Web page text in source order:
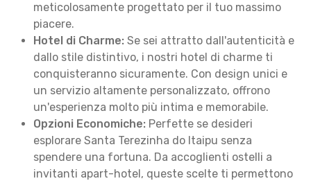
meticolosamente progettato per il tuo massimo
piacere.
Hotel di Charme: Se sei attratto dall'autenticità e
dallo stile distintivo, i nostri hotel di charme ti
conquisteranno sicuramente. Con design unici e
un servizio altamente personalizzato, offrono
un'esperienza molto più intima e memorabile.
Opzioni Economiche: Perfette se desideri
esplorare Santa Terezinha do Itaipu senza
spendere una fortuna. Da accoglienti ostelli a
invitanti apart-hotel, queste scelte ti permettono